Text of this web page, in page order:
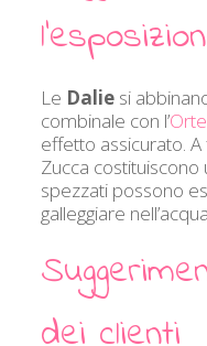
Le Daliesi
combinale con l’
effetto assicurato.
Zucca
spezzati possono
galleggiare
dei clienti